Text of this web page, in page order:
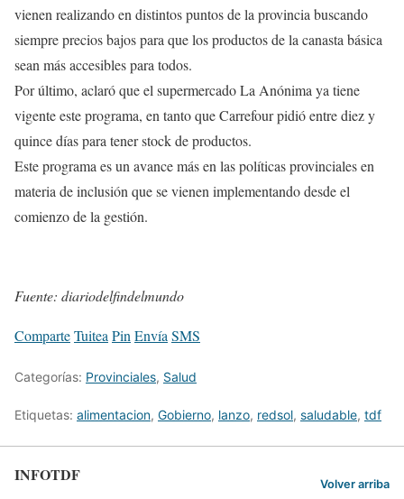
vienen realizando en distintos puntos de la provincia buscando
siempre precios bajos para que los productos de la canasta básica
sean más accesibles para todos.
Por último, aclaró que el supermercado La Anónima ya tiene
vigente este programa, en tanto que Carrefour pidió entre diez y
quince días para tener stock de productos.
Este programa es un avance más en las políticas provinciales en
materia de inclusión que se vienen implementando desde el
comienzo de la gestión.
Fuente: diariodelfindelmundo
ComparteTuitea Pin Envía SMS
Categorías: Provinciales, Salud
Etiquetas: alimentacion, Gobierno, lanzo, redsol, saludable, tdf
INFOTDF Volver arriba